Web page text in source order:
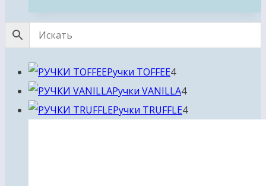
Ручки TOFFEE44
товара
Ручки VANILLA44
товара
Ручки TRUFFLE44